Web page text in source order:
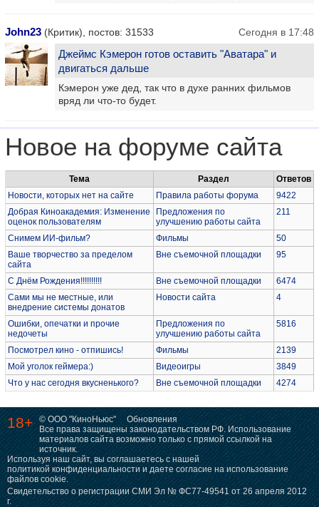
John23 (Критик), постов: 31533 Сегодня в 17:48
Джеймс Кэмерон готов оставить "Аватара" и
двигаться дальше
Кэмерон уже дед, так что в духе ранних фильмов
вряд ли что-то будет.
Новое на форуме сайта
Тема Раздел
Ответов
Новости, которых нет на сайте
Правила работы форума
9422
Добрая Киноакадемия: Изменение
оценок пользователям
Предложения по
улучшению работы сайта
211
Снимем ИИ-фильм? Фильмы
50
Ваше творчество за пределом
сайта
Вне съемочной площадки 95
С Днём Рождения!!!!!!!!!! Вне съемочной площадки
6474
Сами мы не местные, или
внедрение системы донатов
Новости сайта 4
Ошибки, опечатки и прочие
недочеты
Предложения по
улучшению работы сайта
5816
Посмотрел кино - отпишись! Фильмы
2139
Мой уголок геймера:)
Видеоигры
3849
Что у нас сегодня вкусненького?
Вне съемочной площадки 4274
18+ © ООО "КиноНьюс"
Обновления
Все права защищены законодательством РФ. Использование
материалов сайта возможно только с прямой ссылкой на
источник.
Используя наш сайт, вы соглашаетесь с нашей
политикой конфиденциальности и даете согласие на использование
файлов cookie.
Свидетельство о регистрации СМИ Эл № ФС77-49541 от 26 апреля 2012
г.